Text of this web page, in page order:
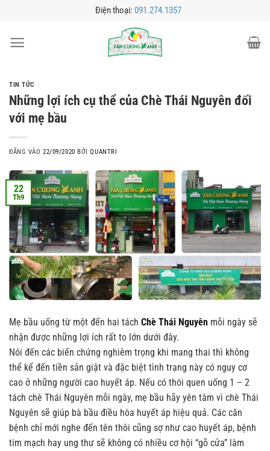
nội
Điện thoại: 091.274.1357
TIN TỨC
Những lợi ích cụ thể của Chè Thái Nguyên đối
với mẹ bầu
ĐĂNG VÀO22/09/2020 BỞIQUANTRI
22
Th9
Mẹ bầu uống từ một đến hai tách Chè Thái Nguyên mỗi ngày sẽ
nhận được những lợi ích rất to lớn dưới đây.
Nói đến các biến chứng nghiêm trọng khi mang thai thì không
thể kể đến tiền sản giật và đặc biệt tình trạng này có nguy cơ
cao ở những người cao huyết áp. Nếu có thói quen uống 1 – 2
tách chè Thái Nguyên mỗi ngày, mẹ bầu hãy yên tâm vì chè Thái
Nguyên sẽ giúp bà bầu điều hòa huyết áp hiệu quả. Các căn
bệnh chỉ mới nghe đến tên thôi cũng sợ như cao huyết áp, bệnh
tim mạch hay ung thư sẽ không có nhiều cơ hội “gõ cửa” làm